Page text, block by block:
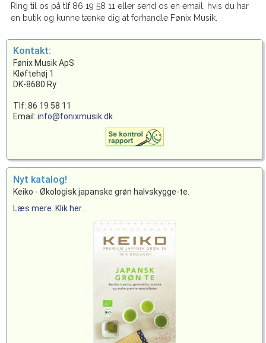
Ring til os på tlf 86 19 58 11 eller send os en email, hvis du har
en butik og kunne tænke dig at forhandle Fønix Musik.
Kontakt:
Fønix Musik ApS
Kløftehøj 1
DK-8680 Ry
Tlf: 86 19 58 11
Email: info@fonixmusik.dk
Nyt katalog!
Keiko - Økologisk japanske grøn halvskygge-te.
Læs mere. Klik her...